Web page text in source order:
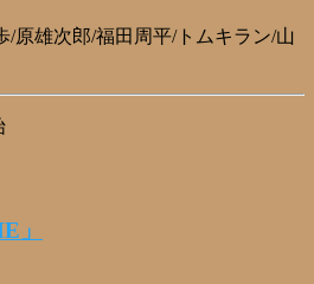
/原雄次郎/福田周平/トムキラン/山
」